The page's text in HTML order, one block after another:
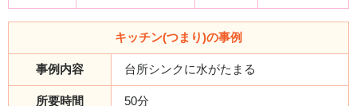
キッチン(つまり)の事例
事例内容 台所シンクに水がたまる
所要時間 50分